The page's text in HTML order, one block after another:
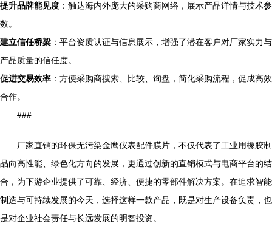
提升品牌能见度 ：触达海内外庞大的采购商网络，展示产品详情与技术参
数。
建立信任桥梁 ：平台资质认证与信息展示，增强了潜在客户对厂家实力与
产品质量的信任度。
促进交易效率 ：方便采购商搜索、比较、询盘，简化采购流程，促成高效
合作。
###
厂家直销的环保无污染金鹰仪表配件膜片，不仅代表了工业用橡胶制
品向高性能、绿色化方向的发展，更通过创新的直销模式与电商平台的结
合，为下游企业提供了可靠、经济、便捷的零部件解决方案。在追求智能
制造与可持续发展的今天，选择这样一款产品，既是对生产设备负责，也
是对企业社会责任与长远发展的明智投资。